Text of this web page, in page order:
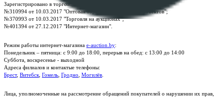
Зарегистрировано в торговом реестре Республики Беларусь:
№310994 от 10.03.2017 "Оптовая торговля без торговых объектов";
№370993 от 10.03.2017 "Торговля на аукционах";
№401394 от 27.12.2017 "Интернет-магазин".
Режим работы интернет-магазина e-auction.by:
Понедельник – пятница: с 9:00 до 18:00, перерыв на обед: с 13:00 до 14:00
Суббота, воскресенье - выходной
Адреса филиалов и контактые телефоны:
Брест, Витебск Гомель Гродно Могилёв
Лица, уполномоченные на рассмотрение обращений покупателей о нарушении их прав,